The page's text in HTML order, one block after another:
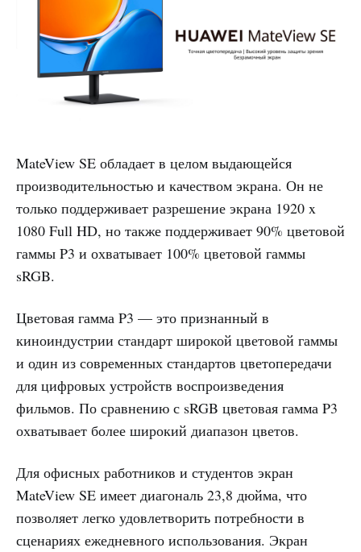
MateView SE обладает в целом выдающейся
производительностью и качеством экрана. Он не
только поддерживает разрешение экрана 1920 x
1080 Full HD, но также поддерживает 90% цветовой
гаммы P3 и охватывает 100% цветовой гаммы
sRGB.
Цветовая гамма P3 — это признанный в
киноиндустрии стандарт широкой цветовой гаммы
и один из современных стандартов цветопередачи
для цифровых устройств воспроизведения
фильмов. По сравнению с sRGB цветовая гамма P3
охватывает более широкий диапазон цветов.
Для офисных работников и студентов экран
MateView SE имеет диагональ 23,8 дюйма, что
позволяет легко удовлетворить потребности в
сценариях ежедневного использования. Экран